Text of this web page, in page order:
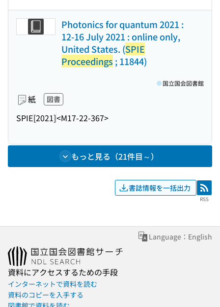
Photonics for quantum 2021 :
12-16 July 2021 : online only,
United States. (SPIE
Proceedings ; 11844)
紙 図書
SPIE[2021]<M17-22-367>
国立国会図書館
もっと見る（21件目～）
書誌情報を一括出力 RSS
RSS
Language：English
資料にアクセスするための手段
インターネットで資料を読む
資料のコピーを入手する